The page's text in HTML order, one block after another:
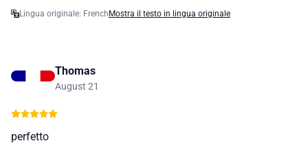
Lingua originale: French Mostra il testo in lingua originale
Thomas
August 21
perfetto